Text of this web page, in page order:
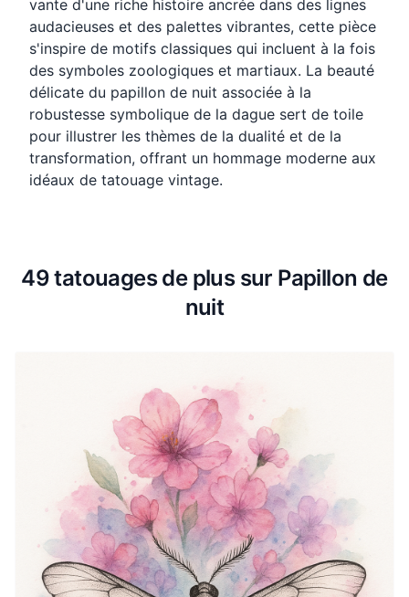
vante d'une riche histoire ancrée dans des lignes
audacieuses et des palettes vibrantes, cette pièce
s'inspire de motifs classiques qui incluent à la fois
des symboles zoologiques et martiaux. La beauté
délicate du papillon de nuit associée à la
robustesse symbolique de la dague sert de toile
pour illustrer les thèmes de la dualité et de la
transformation, offrant un hommage moderne aux
idéaux de tatouage vintage.
49 tatouages de plus sur Papillon de
nuit